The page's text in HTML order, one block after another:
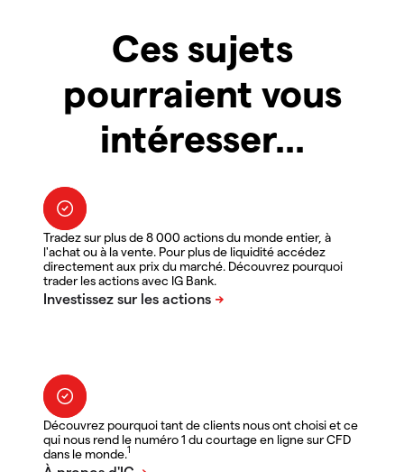
Ces sujets
pourraient vous
intéresser...
Tradez sur plus de 8 000 actions du monde entier, à
l'achat ou à la vente. Pour plus de liquidité accédez
directement aux prix du marché. Découvrez pourquoi
trader les actions avec IG Bank.
Découvrez pourquoi tant de clients nous ont choisi et ce
qui nous rend le numéro 1 du courtage en ligne sur CFD
dans le monde.1